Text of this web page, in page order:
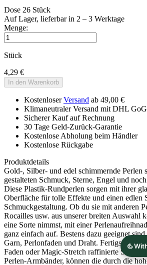
Dose 26 Stück
Auf Lager, lieferbar in 2 – 3 Werktage
Menge:
Stück
4,29 €
In den Warenkorb
KostenloserVersand ab 49,00 €
Klimaneutraler Versand mit DHL
Sicherer Kauf auf Rechnung
30 Tage Geld-Zurück-Garantie
Kostenlose Abholung beim Händler
Kostenlose Rückgabe
Produktdetails
Gold-, Silber- und edel schimmernde Perlen
gestalteten Schmuck, Sterne, Engel und
Diese Plastik-Rundperlen sorgen mit ihrer
Oberfläche für tolle Effekte und einen edlen
Schmuckgestaltung. Ob du sie mit anderen
Rocailles usw. aus unserer breiten Auswahl
eine Sorte nimmst, mit einer
ganz einfach auf. Bestens dazu geeignet
Garn, Perlonfaden und Draht. Fertigst Du
Faden oder Magic-Stretch raffinierte
Perlen-Armbänder, können die durch die